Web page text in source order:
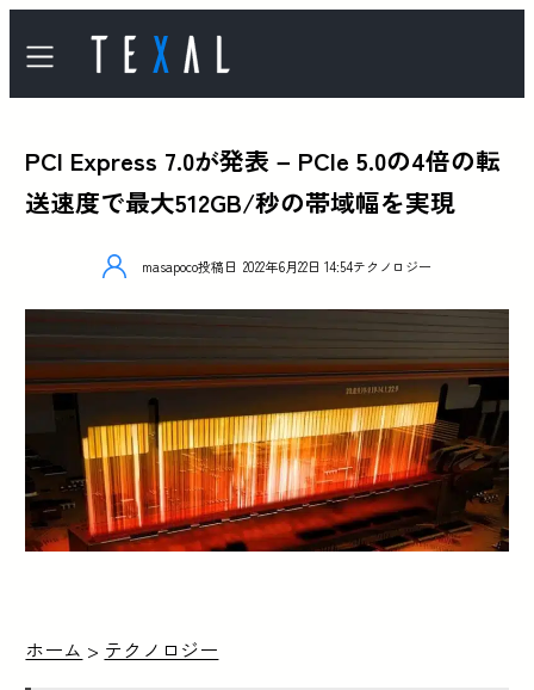
PCI Express 7.0が発表 – PCIe 5.0の4倍の転
送速度で最大512GB/秒の帯域幅を実現
masapoco投稿日 2022年6月22日 14:54テクノロジー
ホーム > テクノロジー